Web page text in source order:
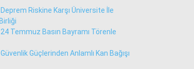
Riskine Karşı Üniversite İle
Temmuz Basın Bayramı Törenle
Güçlerinden Anlamlı Kan Bağışı